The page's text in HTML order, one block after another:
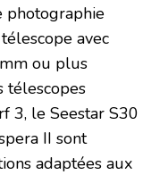
photographie
avec
ou plus
télescopes
3, le Seestar S30
II sont
adaptées aux